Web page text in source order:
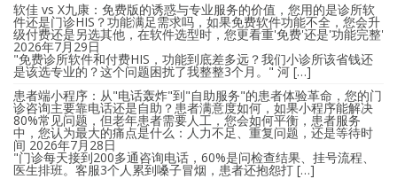
软佳 vs X九康：免费版的诱惑与专业服务的价值，您用的是诊所软
件还是门诊HIS？功能满足需求吗，如果免费软件功能不全，您会升
级付费还是另选其他，在软件选型时，您更看重'免费'还是'功能完整'
2026年7月29日
"免费诊所软件和付费HIS，功能到底差多远？我们小诊所该省钱还
是该选专业的？这个问题困扰了我整整3个月。" 河 […]
患者端小程序：从"电话轰炸"到"自助服务"的患者体验革命，您的门
诊咨询主要靠电话还是自助？患者满意度如何，如果小程序能解决
80%常见问题，但老年患者需要人工，您会如何平衡，患者服务
中，您认为最大的痛点是什么：人力不足、重复问题，还是等待时
间 2026年7月28日
"门诊每天接到200多通咨询电话，60%是问检查结果、挂号流程、
医生排班。客服3个人累到嗓子冒烟，患者还抱怨打 […]